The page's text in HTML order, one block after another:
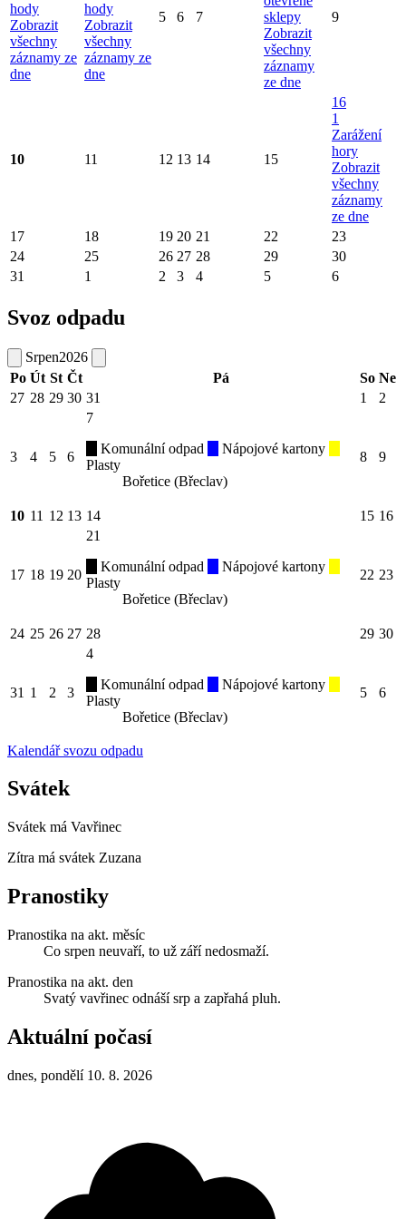
hody
Zobrazit
všechny
záznamy ze
dne
hody
Zobrazit
všechny
záznamy ze
dne
5 6 7
sklepy
Zobrazit
všechny
záznamy
ze dne
9
10 11 12 13 14 15
16
1
Zarážení
hory
Zobrazit
všechny
záznamy
ze dne
17
18 19 20 21 22
23
24
25 26 27 28 29
30
31
1 2 3 4 5 6
Svoz odpadu
Srpen2026
Po Út St Čt Pá So Ne
27 28 29 30 31 1 2
3 4 5 6
7
Komunální odpad
Nápojové kartony
Plasty
Bořetice (Břeclav)
8 9
10 11 12 13 14 15 16
17 18 19 20
21
Komunální odpad
Nápojové kartony
Plasty
Bořetice (Břeclav)
22 23
24 25 26 27 28 29 30
31 1 2 3
4
Komunální odpad
Nápojové kartony
Plasty
Bořetice (Břeclav)
5 6
Kalendář svozu odpadu
Svátek
Svátek má Vavřinec
Zítra má svátek Zuzana
Pranostiky
Pranostika na akt. měsíc
Co srpen neuvaří, to už září nedosmaží.
Pranostika na akt. den
Svatý vavřinec odnáší srp a zapřahá pluh.
Aktuální počasí
dnes, pondělí 10. 8. 2026